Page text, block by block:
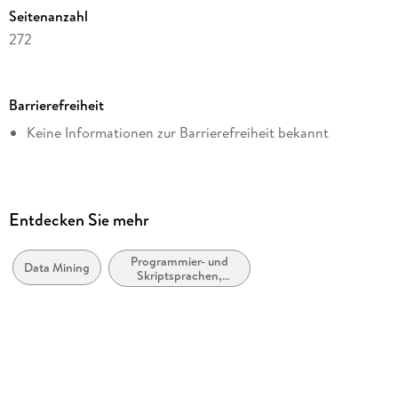
Themen erweitert.
Seitenanzahl
272
Reihe
Animals
Übersetzung
Verlag/Hersteller
O'Reilly
Barrierefreiheit
Keine Informationen zur Barrierefreiheit bekannt
Entdecken Sie mehr
Data Mining
Programmier- und
Skriptsprachen,
allgemein